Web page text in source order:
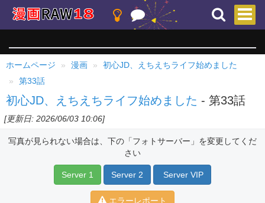
ホームページ 漫画
初心JD、えちえちライフ始めました
第33話
初心JD、えちえちライフ始めました - 第33話
[更新日: 2026/06/03 10:06]
写真が見られない場合は、下の「フォトサーバー」を変更してくだ
さい
Server 1 Server 2 Server VIP
エラーレポート